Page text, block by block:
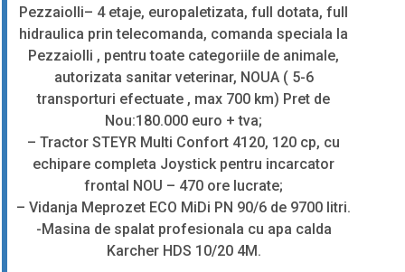
Pezzaiolli– 4 etaje, europaletizata, full dotata, full
hidraulica prin telecomanda, comanda speciala la
Pezzaiolli , pentru toate categoriile de animale,
autorizata sanitar veterinar, NOUA ( 5-6
transporturi efectuate , max 700 km) Pret de
Nou:180.000 euro + tva;
– Tractor STEYR Multi Confort 4120, 120 cp, cu
echipare completa Joystick pentru incarcator
frontal NOU – 470 ore lucrate;
– Vidanja Meprozet ECO MiDi PN 90/6 de 9700 litri.
-Masina de spalat profesionala cu apa calda
Karcher HDS 10/20 4M.